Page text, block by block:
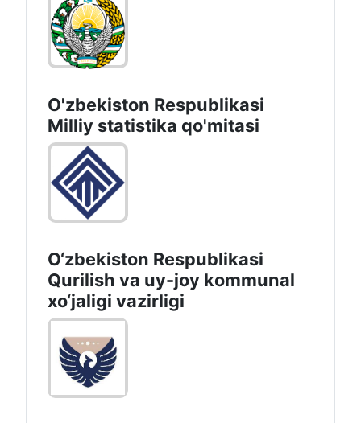
O'zbekiston Respublikasi
Milliy statistika qo'mitasi
O‘zbekiston Respublikasi
Qurilish va uy-joy kommunal
xo‘jaligi vazirligi